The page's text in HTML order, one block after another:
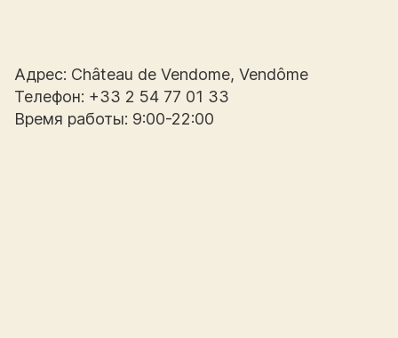
Адрес: Château de Vendome, Vendôme
Телефон: +33 2 54 77 01 33
Время работы: 9:00-22:00